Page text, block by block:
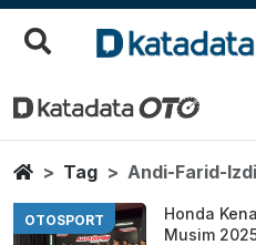
Andi Farid
Berita Terbaru
HomeTag Andi-Farid-
OTOSPORT
Honda
Musim